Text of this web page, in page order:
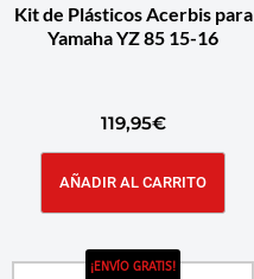
Kit de Plásticos Acerbis para
Yamaha YZ 85 15-16
119,95€
AÑADIR AL CARRITO
¡ENVÍO GRATIS!